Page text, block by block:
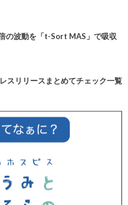
の波動を「t-Sort MAS」で吸収
スリリースまとめてチェック一覧